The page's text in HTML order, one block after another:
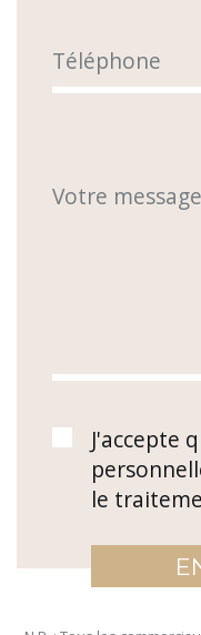
Téléphone
Votre message
J'accepte
le